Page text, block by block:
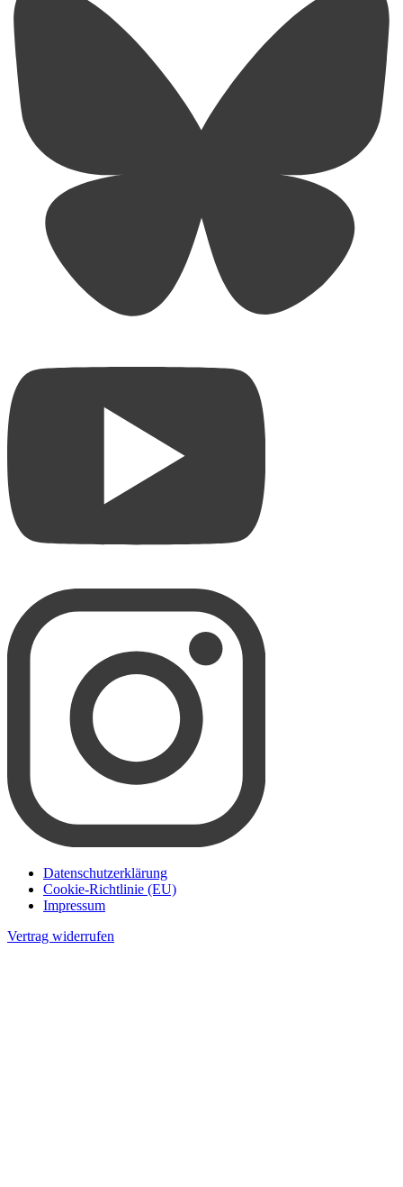
Datenschutzerklärung
Cookie-Richtlinie (EU)
Impressum
Vertrag widerrufen